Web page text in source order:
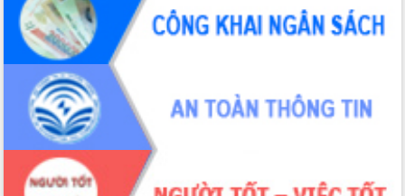
Đắk Lắk ký kết thỏa thuận hợp tác về
chuyển đổi số giai đoạn 2026 – 2030
với Tập đoàn Bưu chính Viễn thông
Việt Nam
Thứ trưởng Bộ Y tế làm việc với tỉnh
Đắk Lắk về phát triển nhân lực y tế
cho trạm y tế cấp xã
Du lịch Đắk Lắk nâng tầm trải nghiệm
du khách thông qua Hệ thống cơ sở dữ
liệu và Bản đồ số